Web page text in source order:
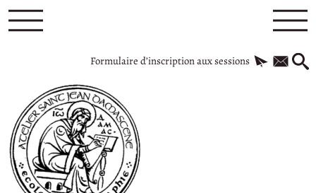
Formulaire d’inscription aux sessions